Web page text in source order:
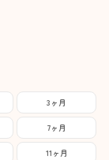
3ヶ月
7ヶ月
11ヶ月